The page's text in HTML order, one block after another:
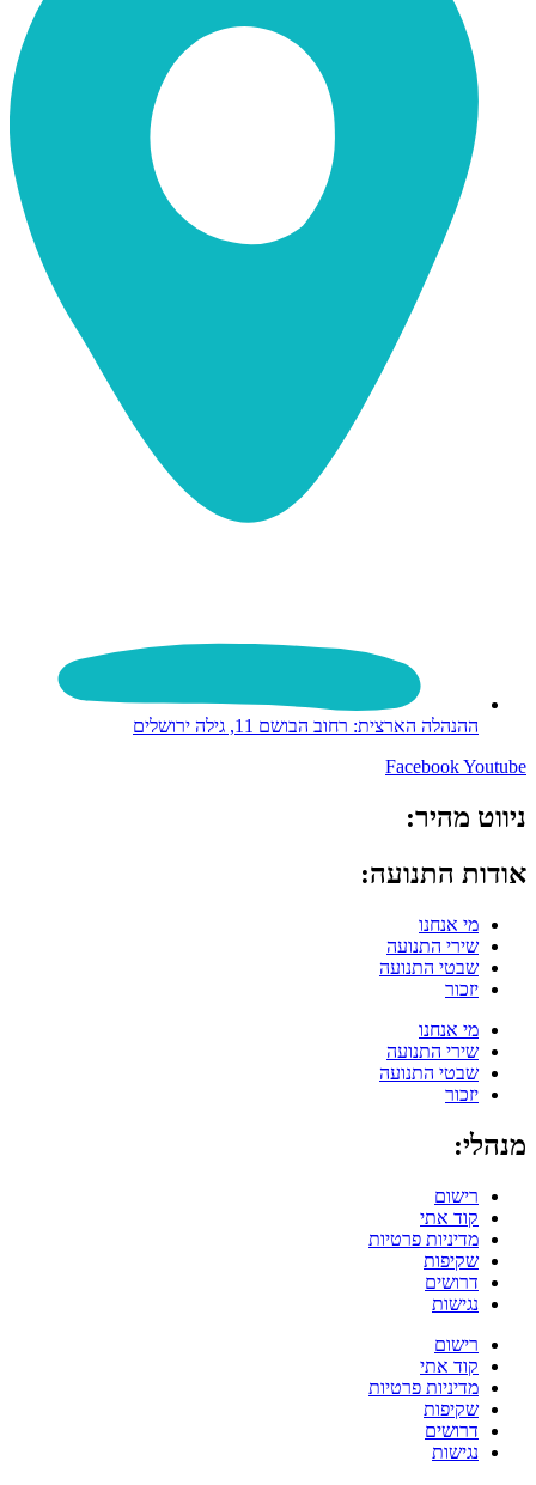
ההנהלה הארצית: רחוב הבושם 11, גילה ירושלים
FacebookYoutube
ניווט מהיר:
אודות התנועה:
מי אנחנו
שירי התנועה
שבטי התנועה
יזכור
מי אנחנו
שירי התנועה
שבטי התנועה
יזכור
מנהלי:
רישום
קוד אתי
מדיניות פרטיות
שקיפות
דרושים
נגישות
רישום
קוד אתי
מדיניות פרטיות
שקיפות
דרושים
נגישות